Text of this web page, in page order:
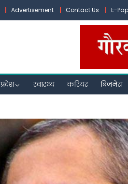
Advertisement Contact Us E-
प्रदेश स्वास्थ्य करियर बिजनेस